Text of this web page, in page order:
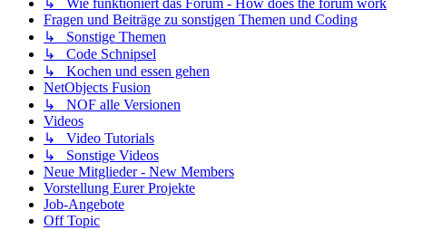
↳ Wie funktioniert das Forum - How does the forum work
Fragen und Beiträge zu sonstigen Themen und Coding
↳ Sonstige Themen
↳ Code Schnipsel
↳ Kochen und essen gehen
NetObjects Fusion
↳ NOF alle Versionen
Videos
↳ Video Tutorials
↳ Sonstige Videos
Neue Mitglieder - New Members
Vorstellung Eurer Projekte
Job-Angebote
Off Topic